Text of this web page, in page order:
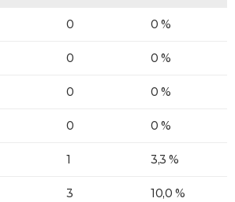
0 0 %
0 0 %
0 0 %
0 0 %
1 3,3 %
3 10,0 %